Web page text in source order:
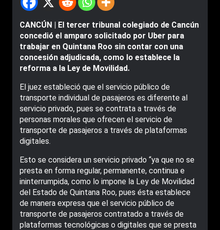
CANCÚN | El tercer tribunal colegiado de Cancún
concedió el amparo solicitado por Uber para
trabajar en Quintana Roo sin contar con una
concesión adjudicada, como lo establece la
reforma a la Ley de Movilidad.
El juez estableció que el servicio público de
transporte individual de pasajeros es diferente al
servicio privado, pues se contrata a través de
personas morales que ofrecen el servicio de
transporte de pasajeros a través de plataformas
digitales.
Esto se considera un servicio privado “ya que no se
presta en forma regular, permanente, continua e
ininterrumpida, como lo impone la Ley de Movilidad
del Estado de Quintana Roo, pues ésta establece
de manera expresa que el servicio público de
transporte de pasajeros contratado a través de
plataformas tecnológicas o digitales que se presta